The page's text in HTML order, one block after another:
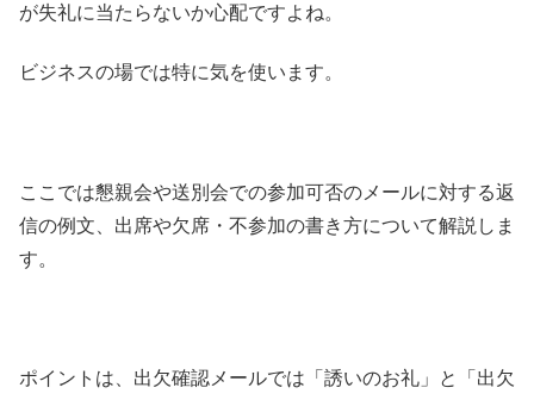
が失礼に当たらないか心配ですよね。
ビジネスの場では特に気を使います。
ここでは懇親会や送別会での参加可否のメールに対する返
信の例文、出席や欠席・不参加の書き方について解説しま
す。
ポイントは、出欠確認メールでは「誘いのお礼」と「出欠